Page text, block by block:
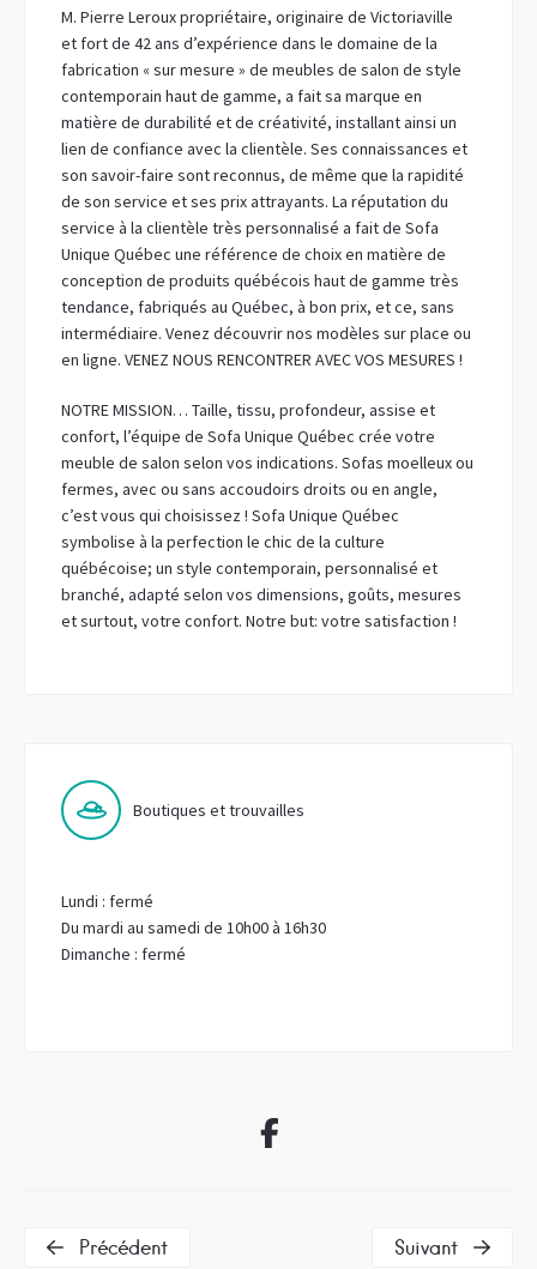
M. Pierre Leroux propriétaire, originaire de Victoriaville
et fort de 42 ans d’expérience dans le domaine de la
fabrication « sur mesure » de meubles de salon de style
contemporain haut de gamme, a fait sa marque en
matière de durabilité et de créativité, installant ainsi un
lien de confiance avec la clientèle. Ses connaissances et
son savoir-faire sont reconnus, de même que la rapidité
de son service et ses prix attrayants. La réputation du
service à la clientèle très personnalisé a fait de Sofa
Unique Québec une référence de choix en matière de
conception de produits québécois haut de gamme très
tendance, fabriqués au Québec, à bon prix, et ce, sans
intermédiaire. Venez découvrir nos modèles sur place ou
en ligne. VENEZ NOUS RENCONTRER AVEC VOS MESURES !
NOTRE MISSION… Taille, tissu, profondeur, assise et
confort, l’équipe de Sofa Unique Québec crée votre
meuble de salon selon vos indications. Sofas moelleux ou
fermes, avec ou sans accoudoirs droits ou en angle,
c’est vous qui choisissez ! Sofa Unique Québec
symbolise à la perfection le chic de la culture
québécoise; un style contemporain, personnalisé et
branché, adapté selon vos dimensions, goûts, mesures
et surtout, votre confort. Notre but: votre satisfaction !
Boutiques et trouvailles
Lundi : fermé
Du mardi au samedi de 10h00 à 16h30
Dimanche : fermé
Précédent Suivant